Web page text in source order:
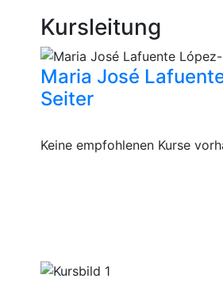
Kursleitung
Maria José
Seiter
Keine empfohlenen Kurse